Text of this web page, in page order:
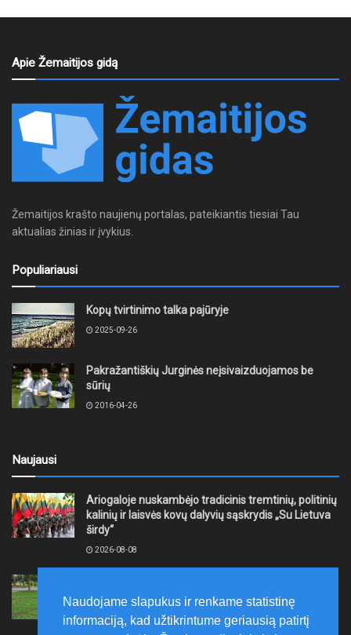
Apie Žemaitijos gidą
Žemaitijos krašto naujienų portalas, pateikiantis tiesiai Tau
aktualias žinias ir įvykius.
Populiariausi
Kopų tvirtinimo talka pajūryje
2025-09-26
Pakražantiškių Jurginės neįsivaizduojamos be
sūrių
2016-04-26
Naujausi
Ariogaloje nuskambėjo tradicinis tremtinių, politinių
kalinių ir laisvės kovų dalyvių sąskrydis „Su Lietuva
širdy“
2026-08-08
laikytis Kelių eismo taisyklių, tausoti aplinką
2026-08-08
Naudojame slapukus ir renkame statistinę
informaciją, kad užtikrintume geriausią patirtį